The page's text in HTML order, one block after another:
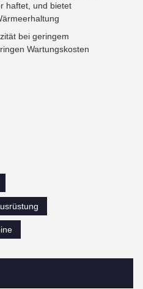
haftet, und bietet
bei geringem
Wartungskosten